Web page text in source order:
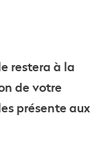
restera à la
de votre
présente aux